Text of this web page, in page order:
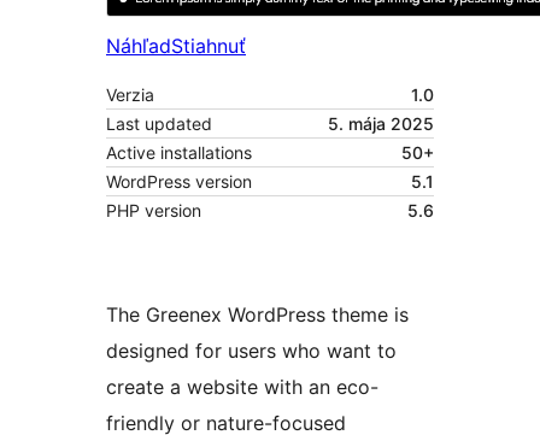
NáhľadStiahnuť
Verzia
1.0
Last updated
5. mája 2025
Active installations
50+
WordPress version
5.1
PHP version
5.6
The Greenex WordPress theme is
designed for users who want to
create a website with an eco-
friendly or nature-focused